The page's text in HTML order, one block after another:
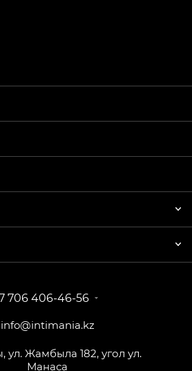
706 406-46-56
info@intimania.kz
ул. Жамбыла 182, угол ул.
Манаса